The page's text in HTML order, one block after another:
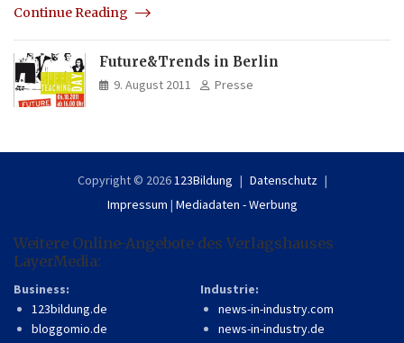
Continue Reading
Future&Trends in Berlin
9. August 2011 Presse
Copyright © 2026 123Bildung
Datenschutz
Impressum | Mediadaten - Werbung
Weitere Online-Angebote des Verlagshauses
LayerMedia:
Business:
123bildung.de
bloggomio.de
Industrie:
news-in-industry.com
news-in-industry.de